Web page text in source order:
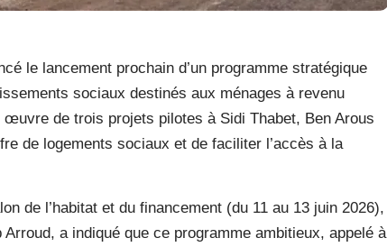
le lancement prochain d’un programme stratégique
sociaux destinés aux ménages à revenu
de trois projets pilotes à Sidi Thabet, Ben Arous
de logements sociaux et de faciliter l’accès à la
de l’habitat et du financement (du 11 au 13 juin 2026),
a indiqué que ce programme ambitieux, appelé à